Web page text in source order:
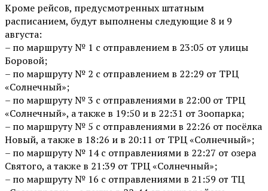
Кроме рейсов, предусмотренных штатным
расписанием, будут выполнены следующие 8 и 9
августа:
– по маршруту № 1 с отправлением в 23:05 от улицы
Боровой;
– по маршруту № 2 с отправлением в 22:29 от ТРЦ
«Солнечный»;
– по маршруту № 3 с отправлениями в 22:00 от ТРЦ
«Солнечный», а также в 19:50 и в 22:31 от Зоопарка;
– по маршруту № 5 с отправлениями в 22:26 от посёлка
Новый, а также в 18:26 и в 20:11 от ТРЦ «Солнечный»;
– по маршруту № 14 с отправлениями в 22:27 от озера
Святого, а также в 21:39 от ТРЦ «Солнечный»;
– по маршруту № 16 с отправлениями в 21:59 от ТЦ